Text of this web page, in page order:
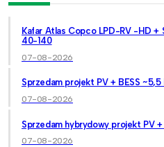
Kafar Atlas Copco LPD-RV -HD +
40-140
07-08-2026
Sprzedam projekt PV + BESS
07-08-2026
Sprzedam hybrydowy projekt PV
07-08-2026